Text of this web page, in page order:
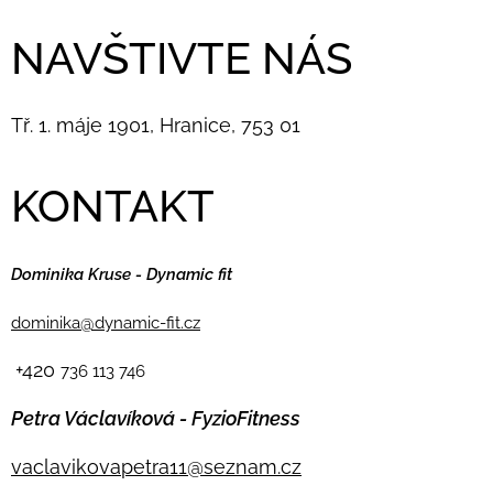
NAVŠTIVTE NÁS
Tř. 1. máje 1901, Hranice, 753 01
KONTAKT
Dominika Kruse - Dynamic fit
dominika@dynamic-fit.cz
+420 736 113 746
Petra Václavíková - FyzioFitness
vaclavikovapetra11@seznam.cz